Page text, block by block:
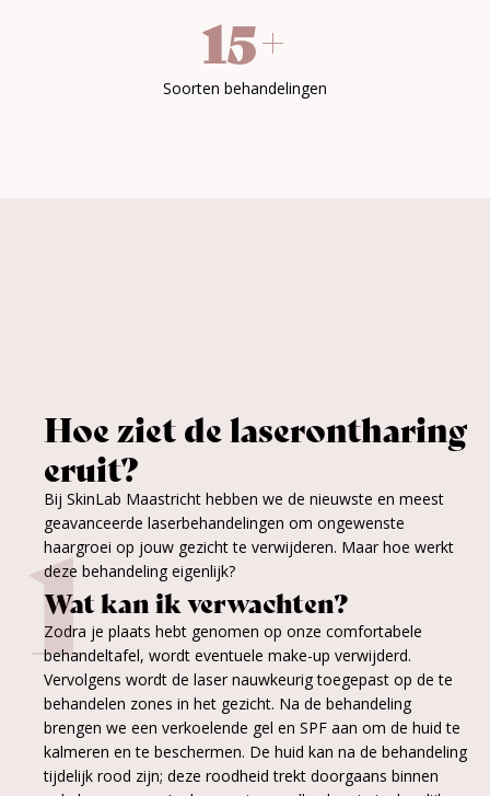
15+
Soorten behandelingen
Hoe ziet de laserontharing
eruit?
Bij SkinLab Maastricht hebben we de nieuwste en meest
geavanceerde laserbehandelingen om ongewenste
haargroei op jouw gezicht te verwijderen. Maar hoe werkt
deze behandeling eigenlijk?
1
Wat kan ik verwachten?
Zodra je plaats hebt genomen op onze comfortabele
behandeltafel, wordt eventuele make-up verwijderd.
Vervolgens wordt de laser nauwkeurig toegepast op de te
behandelen zones in het gezicht. Na de behandeling
brengen we een verkoelende gel en SPF aan om de huid te
kalmeren en te beschermen. De huid kan na de behandeling
tijdelijk rood zijn; deze roodheid trekt doorgaans binnen